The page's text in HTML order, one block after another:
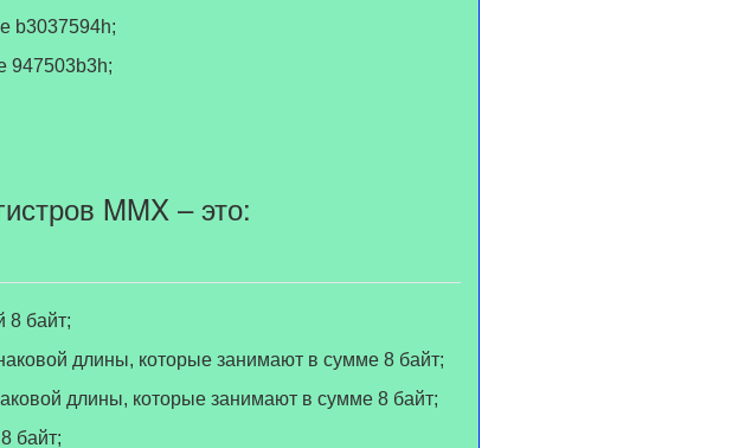
b3037594h;
947503b3h;
MMX – это:
8 байт;
длины, которые занимают в сумме 8 байт;
длины, которые занимают в сумме 8 байт;
байт;